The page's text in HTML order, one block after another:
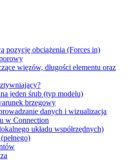
pozycję obciążenia (Forces in)
więzów, długości elementu oraz
jeden śrub (typ modelu)
brzegowy
danych i wizualizacja
w Connection
układu współrzędnych)